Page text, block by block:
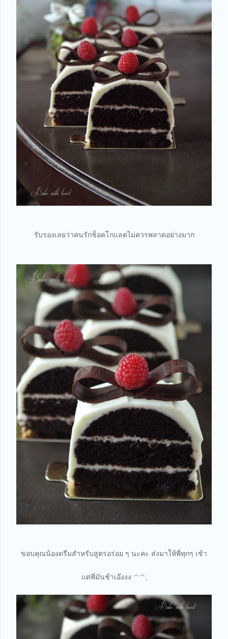
รับรองเลยว่าคนรักช็อคโกแลตไม่ควรพลาดอย่างมาก
ขอบคุณน้องดรีมสำหรับสูตรอร่อย ๆ นะคะ ส่งมาให้พี่ทุกๆ เช้า
แต่พี่มันช้าเอ๊งงง ^^,